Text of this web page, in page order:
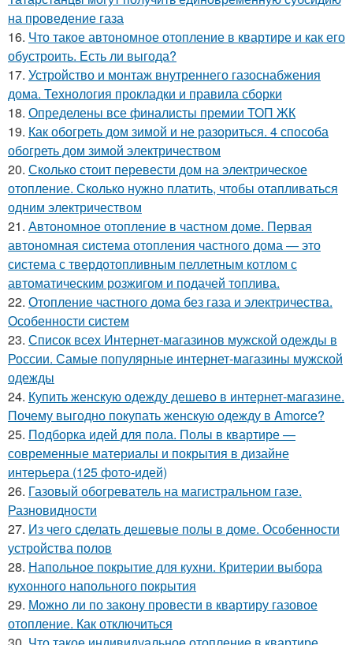
на проведение газа
16. Что такое автономное отопление в квартире и как его
обустроить. Есть ли выгода?
17. Устройство и монтаж внутреннего газоснабжения
дома. Технология прокладки и правила сборки
18. Определены все финалисты премии ТОП ЖК
19. Как обогреть дом зимой и не разориться. 4 способа
обогреть дом зимой электричеством
20. Сколько стоит перевести дом на электрическое
отопление. Сколько нужно платить, чтобы отапливаться
одним электричеством
21. Автономное отопление в частном доме. Первая
автономная система отопления частного дома — это
система с твердотопливным пеллетным котлом с
автоматическим розжигом и подачей топлива.
22. Отопление частного дома без газа и электричества.
Особенности систем
23. Список всех Интернет-магазинов мужской одежды в
России. Самые популярные интернет-магазины мужской
одежды
24. Купить женскую одежду дешево в интернет-магазине.
Почему выгодно покупать женскую одежду в Amorce?
25. Подборка идей для пола. Полы в квартире —
современные материалы и покрытия в дизайне
интерьера (125 фото-идей)
26. Газовый обогреватель на магистральном газе.
Разновидности
27. Из чего сделать дешевые полы в доме. Особенности
устройства полов
28. Напольное покрытие для кухни. Критерии выбора
кухонного напольного покрытия
29. Можно ли по закону провести в квартиру газовое
отопление. Как отключиться